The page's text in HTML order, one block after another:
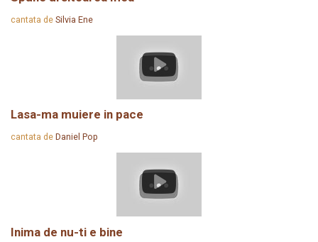
cantata de Silvia Ene
Lasa-ma muiere in pace
cantata de Daniel Pop
Inima de nu-ti e bine